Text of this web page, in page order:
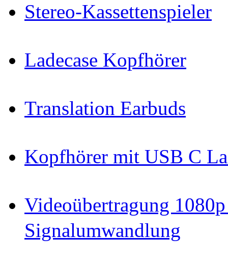
Stereo-Kassettenspieler
Ladecase Kopfhörer
Translation Earbuds
Kopfhörer mit USB C
Videoübertragung
Signalumwandlung